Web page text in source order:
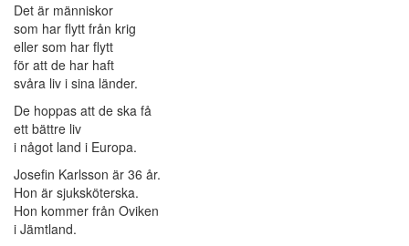
Det är människor
som har flytt från krig
eller som har flytt
för att de har haft
svåra liv i sina länder.
De hoppas att de ska få
ett bättre liv
i något land i Europa.
Josefin Karlsson är 36 år.
Hon är sjuksköterska.
Hon kommer från Oviken
i Jämtland.